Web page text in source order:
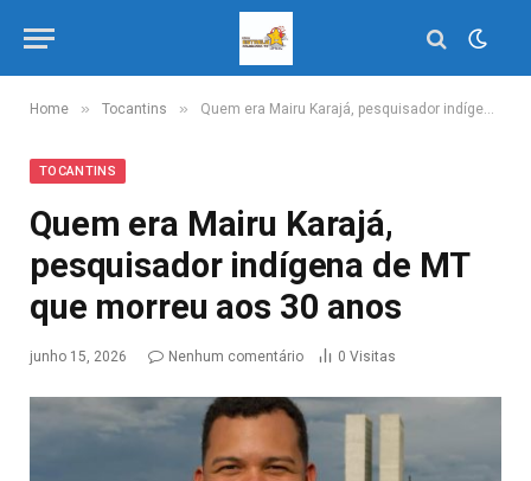
Home » Tocantins » Quem era Mairu Karajá, pesquisador indígena de MT que morreu aos 30 anos
TOCANTINS
Quem era Mairu Karajá,
pesquisador indígena de MT
que morreu aos 30 anos
junho 15, 2026 Nenhum comentário 0 Visitas